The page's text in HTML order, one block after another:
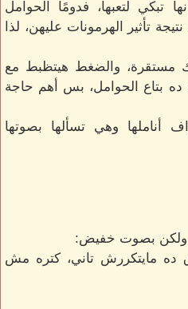
تبكي لتعبها، فدومًا الحوامل
نتيجة تأثير الهرمونات عليهن، لذا
مستقرة، والضغط هيتظبط مع
ده بتاع الحوامل، بس أهم حاجة
أناملها وهي تسألها بصوتها
ولكن بصوت خفيض:
مايتكررش تاني، كتره مش